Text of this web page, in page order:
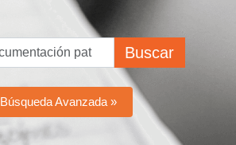
Buscar
Búsqueda Avanzada »